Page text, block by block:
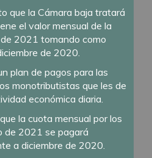
que la Cámara baja tratará
el valor mensual de la
2021 tomando como
de 2020.
plan de pagos para las
monotributistas que les de
económica diaria.
la cuota mensual por los
de 2021 se pagará
a diciembre de 2020.